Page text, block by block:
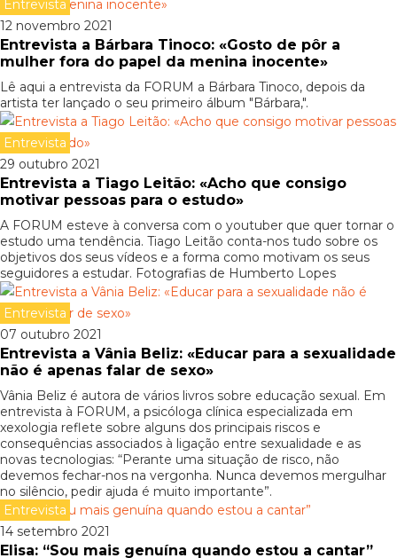
Entrevista
12 novembro 2021
Entrevista a Bárbara Tinoco: «Gosto de pôr a
mulher fora do papel da menina inocente»
Lê aqui a entrevista da FORUM a Bárbara Tinoco, depois da
artista ter lançado o seu primeiro álbum "Bárbara,".
Entrevista
29 outubro 2021
Entrevista a Tiago Leitão: «Acho que consigo
motivar pessoas para o estudo»
A FORUM esteve à conversa com o youtuber que quer tornar o
estudo uma tendência. Tiago Leitão conta-nos tudo sobre os
objetivos dos seus vídeos e a forma como motivam os seus
seguidores a estudar. Fotografias de Humberto Lopes
Entrevista
07 outubro 2021
Entrevista a Vânia Beliz: «Educar para a sexualidade
não é apenas falar de sexo»
Vânia Beliz é autora de vários livros sobre educação sexual. Em
entrevista à FORUM, a psicóloga clínica especializada em
xexologia reflete sobre alguns dos principais riscos e
consequências associados à ligação entre sexualidade e as
novas tecnologias: “Perante uma situação de risco, não
devemos fechar-nos na vergonha. Nunca devemos mergulhar
no silêncio, pedir ajuda é muito importante”.
Entrevista
14 setembro 2021
Elisa: “Sou mais genuína quando estou a cantar”